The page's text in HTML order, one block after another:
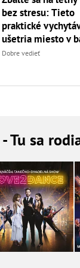
bez stresu: Tieto
praktické
ušetria miesto v
Dobre vedieť
- Tu sa